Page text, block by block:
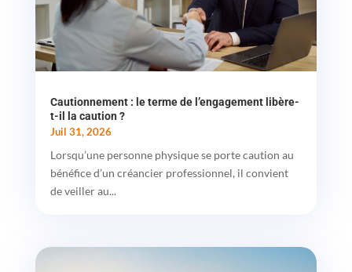
Cautionnement : le terme de l’engagement libère-
t-il la caution ?
Juil 31, 2026
Lorsqu’une personne physique se porte caution au
bénéfice d’un créancier professionnel, il convient
de veiller au...